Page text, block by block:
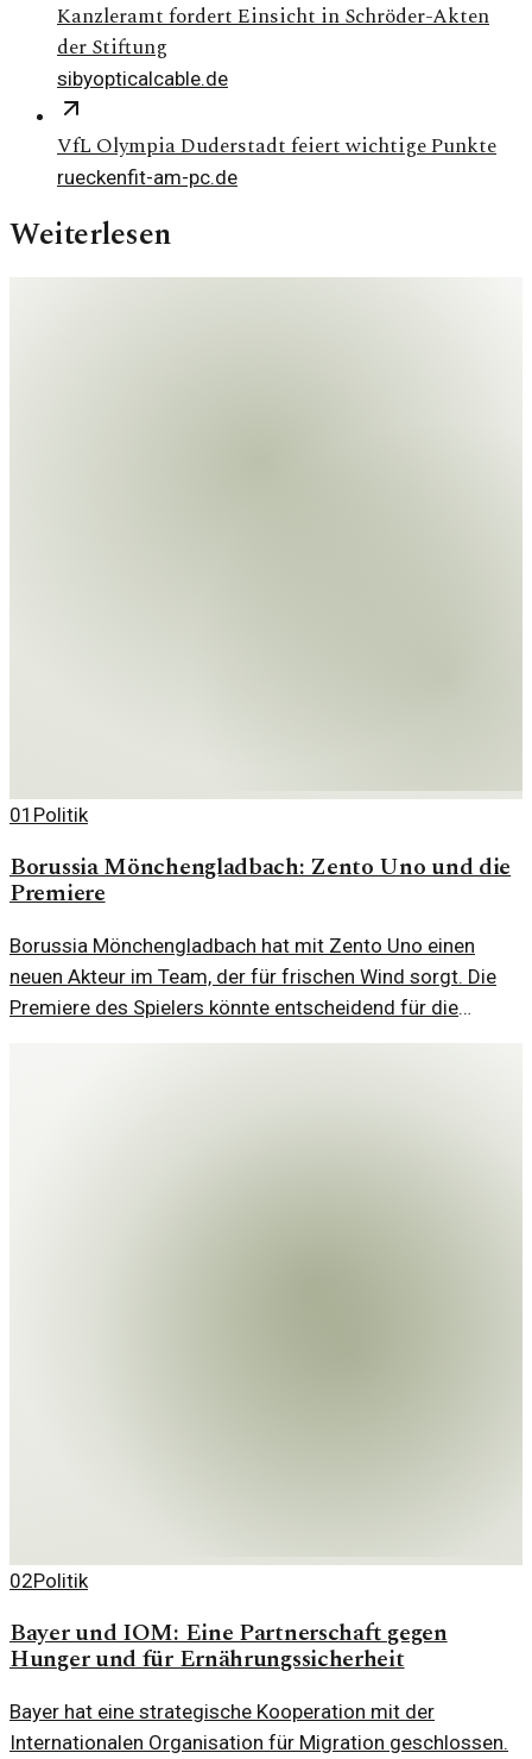
Kanzleramt fordert Einsicht in Schröder-Akten
der Stiftung
sibyopticalcable.de
VfL Olympia Duderstadt feiert wichtige Punkte
rueckenfit-am-pc.de
Weiterlesen
01 Politik
Borussia Mönchengladbach: Zento Uno und die
Premiere
Borussia Mönchengladbach hat mit Zento Uno einen
neuen Akteur im Team, der für frischen Wind sorgt. Die
Premiere des Spielers könnte entscheidend für die
02Politik
Bayer und IOM: Eine Partnerschaft gegen
Hunger und für Ernährungssicherheit
Bayer hat eine strategische Kooperation mit der
Internationalen Organisation für Migration geschlossen.